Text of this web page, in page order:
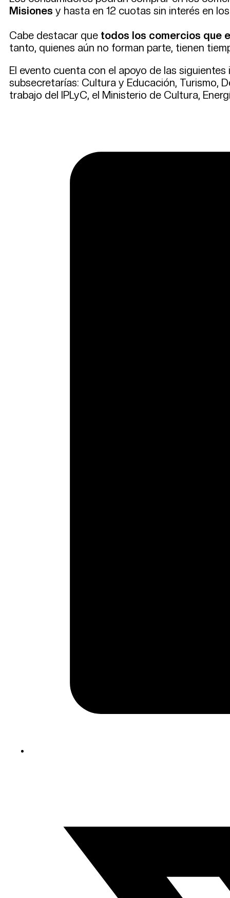
Misiones y hasta en 12 cuotas sin interés en
Cabe destacar que todos los comercios que
tanto, quienes aún no forman parte, tienen
El evento cuenta con el apoyo de las
subsecretarías: Cultura y Educación, Turismo,
trabajo del IPLyC, el Ministerio de Cultura,